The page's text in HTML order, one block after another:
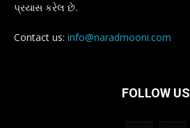
પ્રયાસ કરેલ છે.
Contact us: info@naradmooni.com
FOLLOW US